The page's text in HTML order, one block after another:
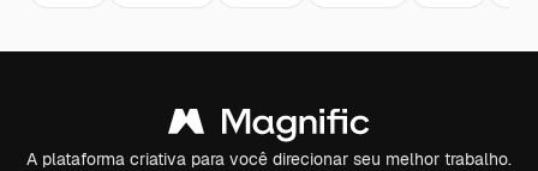
A plataforma criativa para você direcionar seu melhor trabalho.